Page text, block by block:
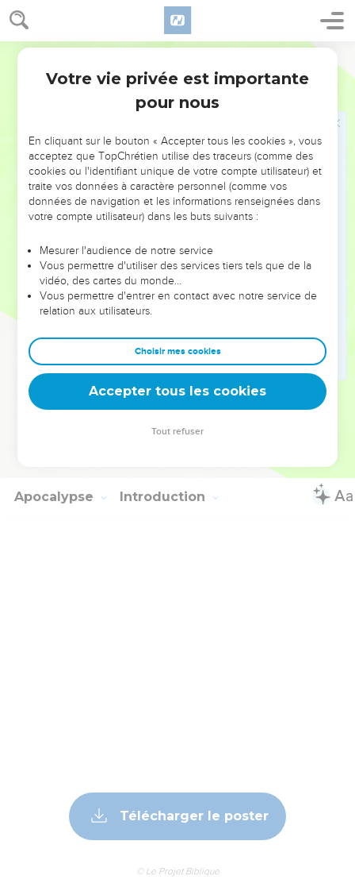
Jude 1
18 Ils vous disaient : « *A la fin des temps il y aura des
moqueurs qui vivront en suivant leurs désirs impies. »
par leur nature propre et n'ont pas l'Esprit.
Quant à vous, bien-aimés, édifiez-vous vous-mêmes sur
Maintenez-vous dans l'amour de Dieu en attendant le jour
où la compassion de notre Seigneur Jésus-Christ sera
manifestée pour la vie éternelle.
Ayez compassion des uns en faisant preuve de
Quant aux autres, sauvez-les avec crainte en les arrachant
au feu, en détestant jusqu’au vêtement souillé par leur
contact.
Louange finale
A celui qui peut vous garder de toute chute et vous faire
paraître devant sa gloire irréprochables et dans l'allégresse,
oui, à Dieu seul [sage], qui nous a sauvés [par Jésus-Christ
notre Seigneur], appartiennent gloire, majesté, force et
Apocalypse Introduction
Télécharger le poster
© Le Projet Biblique
Votre vie privée est importante
pour nous
En cliquant sur le bouton « Accepter tous les cookies », vous
acceptez que TopChrétien utilise des traceurs (comme des
cookies ou l'identifiant unique de votre compte utilisateur) et
traite vos données à caractère personnel (comme vos
données de navigation et les informations renseignées dans
votre compte utilisateur) dans les buts suivants :
Mesurer l'audience de notre service
Vous permettre d'utiliser des services tiers tels que de la
vidéo, des cartes du monde…
Vous permettre d'entrer en contact avec notre service de
relation aux utilisateurs.
Choisir mes cookies
Accepter tous les cookies
Tout refuser